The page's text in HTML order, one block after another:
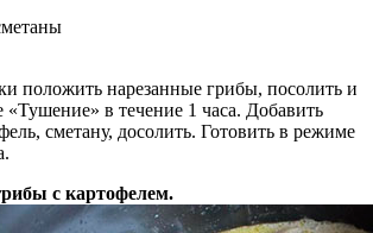
положить нарезанные грибы, посолить и
«Тушение» в течение 1 часа. Добавить
сметану, досолить. Готовить в режиме
с картофелем.